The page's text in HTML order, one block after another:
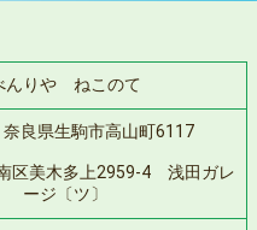
んりや ねこのて
奈良県生駒市高山町6117
南区美木多上2959-4 浅田ガレ
ージ〔ツ〕